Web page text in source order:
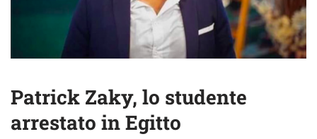
Patrick Zaky, lo studente
arrestato in Egitto